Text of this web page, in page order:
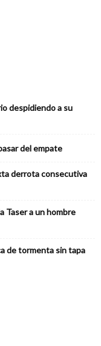
despidiendo a su
del empate
derrota consecutiva
Taser a un hombre
de tormenta sin tapa